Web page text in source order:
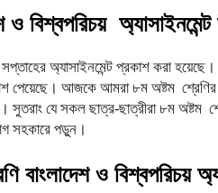
ও বিশ্বপরিচয় অ্যাসাইনমেন্ট
সপ্তাহের অ্যাসাইনমেন্ট প্রকাশ করা
পেয়েছে। আজকে আমরা ৮ম অষ্টম
সুতরাং যে সকল ছাত্র-ছাত্রীরা ৮ম অষ্টম
সহকারে পড়ুন।
বাংলাদেশ ও বিশ্বপরিচয়